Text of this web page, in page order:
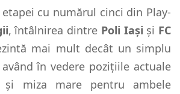
cu numărul cinci din Play-
, întâlnirea dintre Poli Iași și FC
mai mult decât un simplu
în vedere pozițiile actuale
și miza mare pentru ambele